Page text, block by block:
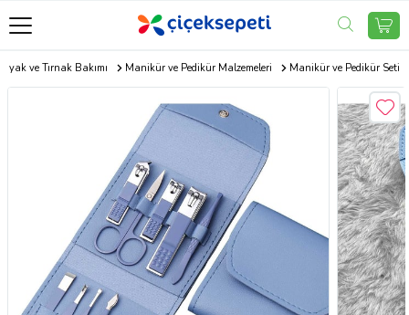
ve Tırnak Bakımı Manikür ve Pedikür Malzemeleri Manikür ve Pedikür Seti